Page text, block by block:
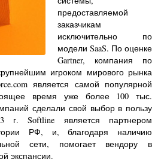
предоставляемой
заказчикам
исключительно по
модели SaaS. По оценке
Gartner, компания по
игроком мирового рынка
является самой популярной
время уже более 100 тыс.
сделали свой выбор в пользу
г. Softline является партнером
РФ, и, благодаря наличию
сети, помогает вендору в
экспансии.